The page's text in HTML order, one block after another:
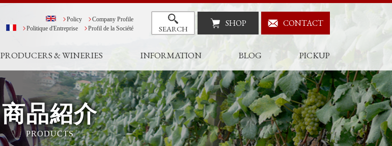
Policy
Company Profile
Politique d'Entreprise
Profil de la Société SEARCH SHOP CONTACT
PRODUCERS & WINERIES INFORMATION BLOG PICKUP
商品紹介
PRODUCTS